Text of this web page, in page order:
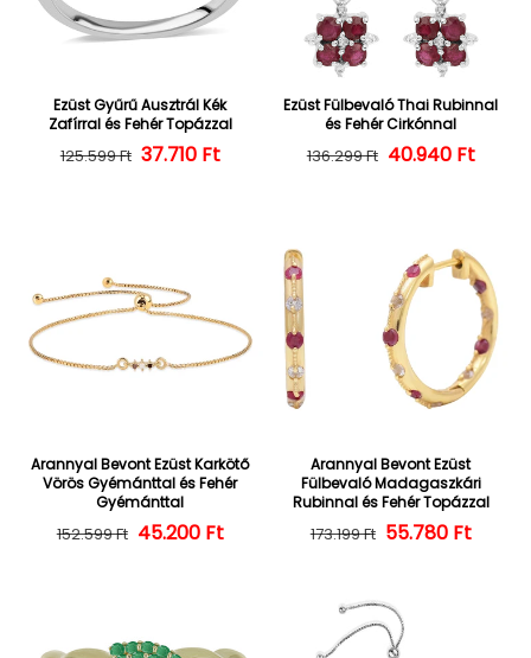
Ezüst Gyűrű Ausztrál Kék
Zafírral és Fehér Topázzal
Normál ár
125.599 Ft Kedvezményes ár
37.710 Ft
Ezüst Fülbevaló Thai Rubinnal
és Fehér Cirkónnal
Normál ár
136.299 Ft 40.940 Ft
Arannyal Bevont Ezüst Karkötő
Vörös Gyémánttal és Fehér
Gyémánttal
Normál ár
152.599 Ft Kedvezményes ár
45.200 Ft
Arannyal Bevont Ezüst
Fülbevaló Madagaszkári
Rubinnal és Fehér Topázzal
Normál ár
173.199 Ft 55.780 Ft